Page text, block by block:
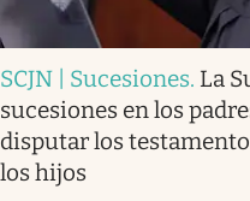
SCJN | Sucesiones. La
sucesiones en los
disputar los
los hijos